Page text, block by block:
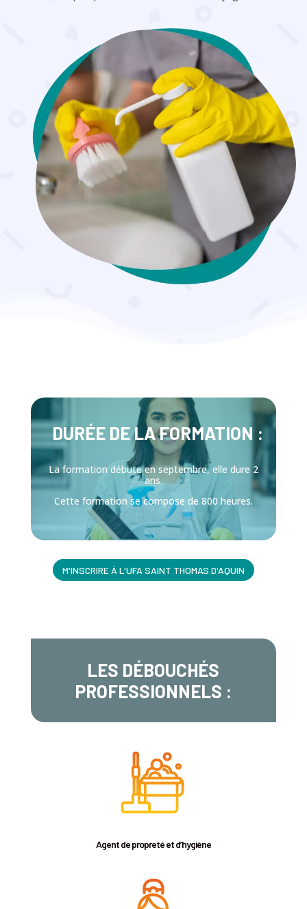
DURÉE DE LA FORMATION :
La formation débute en septembre, elle dure 2
ans.
Cette formation se compose de 800 heures.
M'INSCRIRE À L'UFA SAINT THOMAS D'AQUIN
LES DÉBOUCHÉS
PROFESSIONNELS :
Agent de propreté et d’hygiène